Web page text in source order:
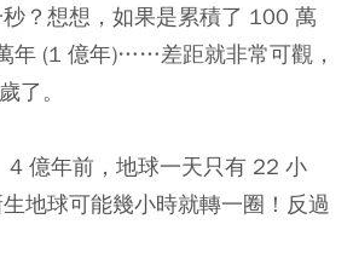
？想想，如果是累積了 100 萬
年 (1 億年)……差距就非常可觀，
了。
4 億年前，地球一天只有 22 小
地球可能幾小時就轉一圈！反過